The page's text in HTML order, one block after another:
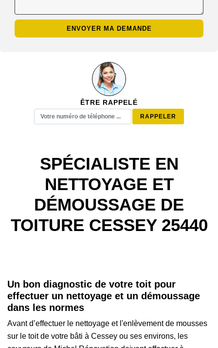
ÊTRE RAPPELÉ
SPÉCIALISTE EN
NETTOYAGE ET
DÉMOUSSAGE DE
TOITURE CESSEY 25440
Un bon diagnostic de votre toit pour
effectuer un nettoyage et un démoussage
dans les normes
Avant d’effectuer le nettoyage et l'enlèvement de mousses
sur le toit de votre bâti à Cessey ou ses environs, les